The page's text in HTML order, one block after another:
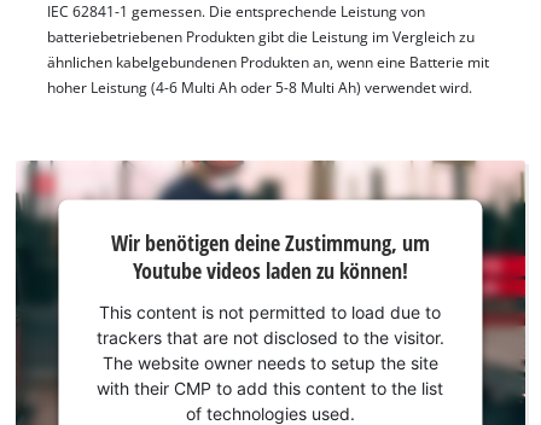
erhältlich, sowie ohne Trennscheibe.
IEC 62841-1 gemessen. Die entsprechende Leistung von
batteriebetriebenen Produkten gibt die Leistung im Vergleich zu
ähnlichen kabelgebundenen Produkten an, wenn eine Batterie mit
hoher Leistung (4-6 Multi Ah oder 5-8 Multi Ah) verwendet wird.
Wir
benötigen
Zustimmung,
um Youtube
laden zu
können!
Wir benötigen deine Zustimmung, um
Youtube videos laden zu können!
This content is not permitted to load due to
trackers that are not disclosed to the visitor.
The website owner needs to setup the site
with their CMP to add this content to the list
of technologies used.